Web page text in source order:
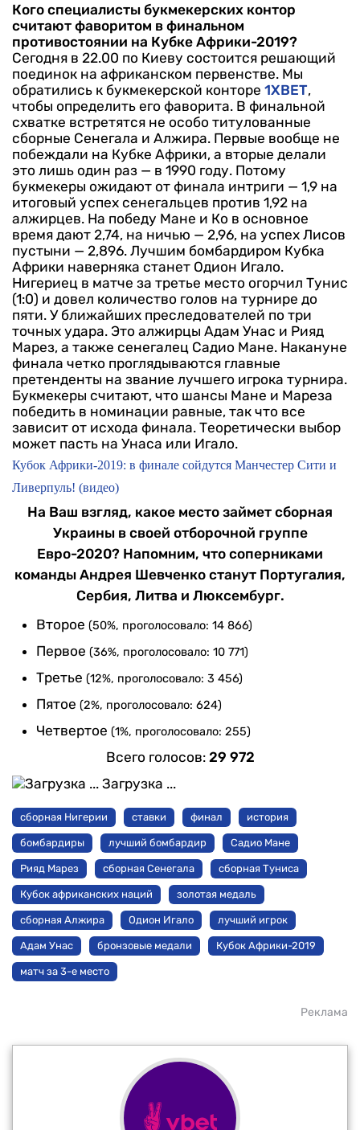
Кого специалисты букмекерских контор
считают фаворитом в финальном
противостоянии на Кубке Африки-2019?
Сегодня в 22.00 по Киеву состоится решающий
поединок на африканском первенстве. Мы
обратились к букмекерской конторе 1XBET,
чтобы определить его фаворита. В финальной
схватке встретятся не особо титулованные
сборные Сенегала и Алжира. Первые вообще не
побеждали на Кубке Африки, а вторые делали
это лишь один раз — в 1990 году. Потому
букмекеры ожидают от финала интриги — 1,9 на
итоговый успех сенегальцев против 1,92 на
алжирцев. На победу Мане и Ко в основное
время дают 2,74, на ничью — 2,96, на успех Лисов
пустыни — 2,896. Лучшим бомбардиром Кубка
Африки наверняка станет Одион Игало.
Нигериец в матче за третье место огорчил Тунис
(1:0) и довел количество голов на турнире до
пяти. У ближайших преследователей по три
точных удара. Это алжирцы Адам Унас и Рияд
Марез, а также сенегалец Садио Мане. Накануне
финала четко проглядываются главные
претенденты на звание лучшего игрока турнира.
Букмекеры считают, что шансы Мане и Мареза
победить в номинации равные, так что все
зависит от исхода финала. Теоретически выбор
может пасть на Унаса или Игало.
Кубок Африки-2019: в финале сойдутся Манчестер Сити и
Ливерпуль! (видео)
На Ваш взгляд, какое место займет сборная
Украины в своей отборочной группе
Евро-2020? Напомним, что соперниками
команды Андрея Шевченко станут Португалия,
Сербия, Литва и Люксембург.
Второе (50%, проголосовало: 14 866)
Первое (36%, проголосовало: 10 771)
Третье (12%, проголосовало: 3 456)
Пятое (2%, проголосовало: 624)
Четвертое (1%, проголосовало: 255)
Всего голосов: 29 972
Загрузка ...
сборная Нигерии ставки финал история
бомбардиры лучший бомбардир Садио Мане
Рияд Марез сборная Сенегала сборная Туниса
Кубок африканских наций золотая медаль
сборная Алжира Одион Игало лучший игрок
Адам Унас бронзовые медали Кубок Африки-2019
матч за 3-е место
Реклама